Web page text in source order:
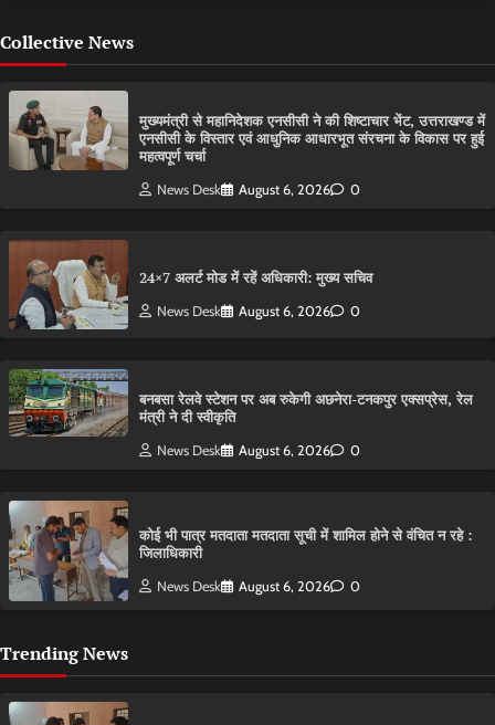
Collective News
मुख्यमंत्री से महानिदेशक एनसीसी ने की शिष्टाचार भेंट, उत्तराखण्ड में
एनसीसी के विस्तार एवं आधुनिक आधारभूत संरचना के विकास पर हुई
महत्वपूर्ण चर्चा
News Desk August 6, 2026 0
24×7 अलर्ट मोड में रहें अधिकारी: मुख्य सचिव
News Desk August 6, 2026 0
बनबसा रेलवे स्टेशन पर अब रुकेगी अछनेरा-टनकपुर एक्सप्रेस, रेल
मंत्री ने दी स्वीकृति
News Desk August 6, 2026 0
कोई भी पात्र मतदाता मतदाता सूची में शामिल होने से वंचित न रहे :
जिलाधिकारी
News Desk August 6, 2026 0
Trending News